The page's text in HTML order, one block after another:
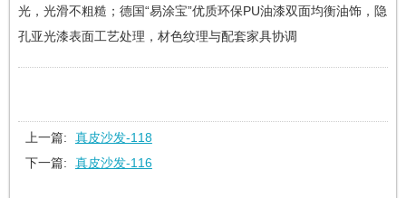
光，光滑不粗糙；德国“易涂宝”优质环保PU油漆双面均衡油饰，隐
孔亚光漆表面工艺处理，材色纹理与配套家具协调
上一篇:
真皮沙发-118
下一篇:
真皮沙发-116